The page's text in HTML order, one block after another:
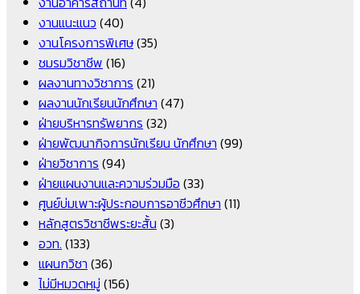
งานแนะแนว (40)
งานโครงการพิเศษ(35)
ชมรมวิชาชีพ (16)
ผลงานทางวิชาการ (21)
ผลงานนักเรียนนักศึกษา (47)
ฝ่ายบริหารทรัพยากร (32)
ฝ่ายพัฒนากิจการนักเรียน นักศึกษา (99)
ฝ่ายวิชาการ (94)
ฝ่ายแผนงานและความร่วมมือ (33)
ศูนย์บ่มเพาะผู้ประกอบการอาชีวศึกษา (11)
หลักสูตรวิชาชีพระยะสั้น (3)
อวท. (133)
แผนกวิชา (36)
ไม่มีหมวดหมู่ (156)